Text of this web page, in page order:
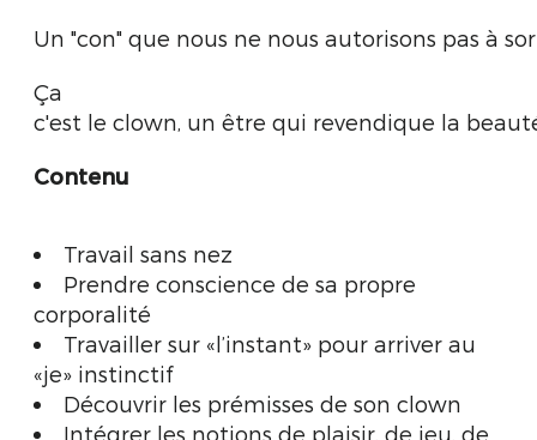
Un "con" que nous ne nous autorisons pas à
Ça
c'est le clown, un être qui revendique la
Contenu
Travail sans nez
Prendre conscience de sa propre
corporalité
Travailler sur «l’instant» pour arriver au
«je» instinctif
Découvrir les prémisses de son clown
Intégrer les notions de plaisir, de jeu, de